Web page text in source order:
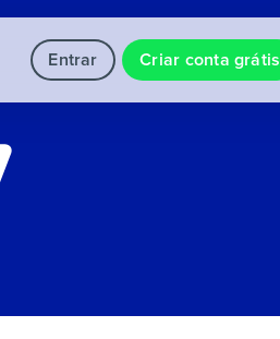
Entrar Criar conta grátis